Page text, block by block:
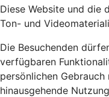
Diese Website und die
Ton- und
Die Besuchenden
verfügbaren
persönlichen
hinausgehende